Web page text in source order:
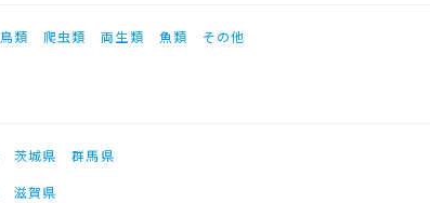
鳥類 爬虫類 両生類 魚類 その他
茨城県
群馬県
滋賀県